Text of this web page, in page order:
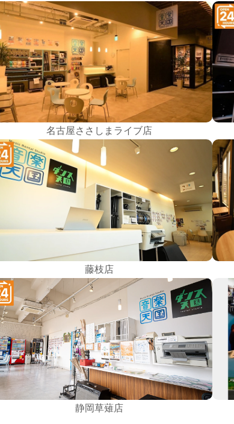
名古屋ささしまライブ店
藤枝店
静岡草薙店